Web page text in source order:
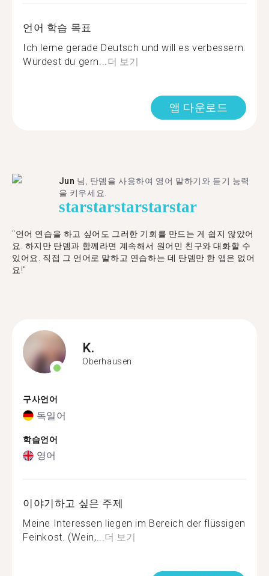
언어 학습 목표
Ich lerne gerade Deutsch und will es verbessern.
Würdest du gern...더 보기
앱 다운로드
Jun 님, 탄뎀을 사용하여 영어 말하기와 듣기 능력
을 키우세요.
starstarstarstarstar
"언어 연습을 하고 싶어도 그러한 기회를 만드는 게 쉽지 않았어
요. 하지만 탄뎀과 함께라면 계속해서 원어민 친구와 대화할 수
있어요. 직접 그 언어로 말하고 연습하는 데 탄뎀만 한 앱은 없어
요!"
K.
Oberhausen
구사언어
독일어
학습언어
영어
이야기하고 싶은 주제
Meine Interessen liegen im Bereich der flüssigen
Feinkost. (Wein,...더 보기